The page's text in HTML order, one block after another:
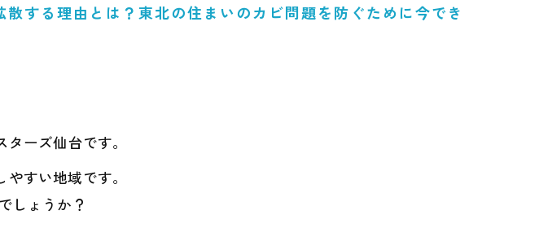
する理由とは？東北の住まいのカビ問題を防ぐために今でき
ーズ仙台です。
すい地域です。
しょうか？